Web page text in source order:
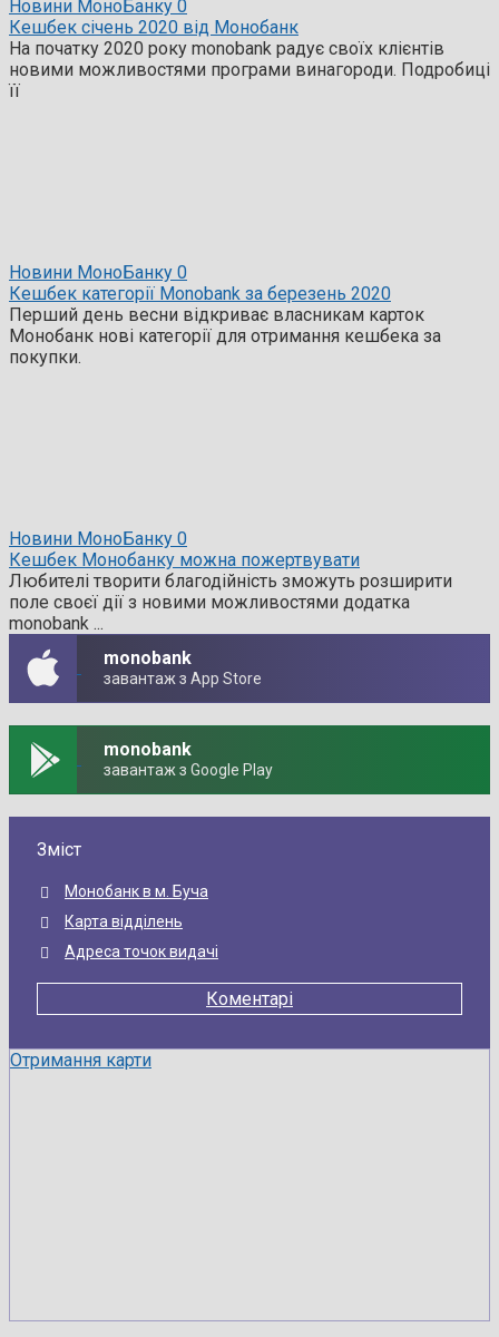
Новини МоноБанку 0
Кешбек січень 2020 від Монобанк
На початку 2020 року monobank радує своїх клієнтів
новими можливостями програми винагороди. Подробиці
її
Новини МоноБанку 0
Кешбек категорії Monobank за березень 2020
Перший день весни відкриває власникам карток
Монобанк нові категорії для отримання кешбека за
покупки.
Новини МоноБанку 0
Кешбек Монобанку можна пожертвувати
Любителі творити благодійність зможуть розширити
поле своєї дії з новими можливостями додатка
monobank ...
monobank
завантаж з App Store
monobank
завантаж з Google Play
Зміст
Монобанк в м. Буча
Карта відділень
Адреса точок видачі
Коментарі
Отримання карти